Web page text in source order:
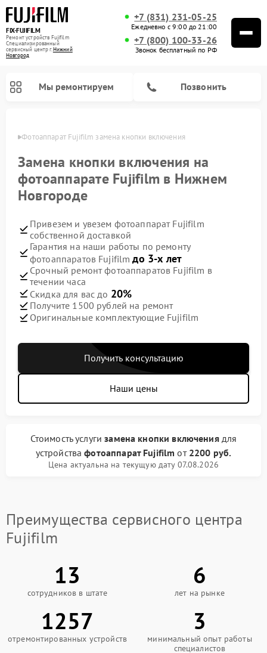
FIX-FUJIFILM
Ремонт устройств Fujifilm
Специализированный
cервисный центр г.Нижний
Новгород
+7 (831) 231-05-25
Ежедневно с 9:00 до 21:00
+7 (800) 100-33-26
Звонок бесплатный по РФ
Мы ремонтируем Позвонить
Фотоаппарат Fujifilm замена кнопки включения
Замена кнопки включения на
фотоаппарате Fujifilm в Нижнем
Новгороде
Привезем и увезем фотоаппарат Fujifilm
собственной доставкой
Гарантия на наши работы по ремонту
фотоаппаратов Fujifilmдо 3-х лет
Срочный ремонт фотоаппаратов Fujifilm в
течении часа
Скидка для вас до 20%
Получите 1500 рублей на ремонт
Оригинальные комплектующие Fujifilm
Получить консультацию
Наши цены
Стоимость услугизамена кнопки включениядля
устройствафотоаппарат Fujifilm от 2200 руб.
Цена актуальна на текущую дату 07.08.2026
Преимущества сервисного центра
Fujifilm
13
сотрудников в штате
6
лет на рынке
1257
отремонтированных устройств
3
минимальный опыт работы
специалистов